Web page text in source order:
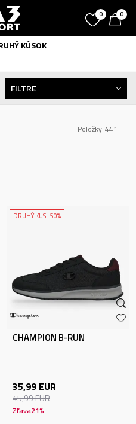
0 0
KÚSOK
441
Položky
FILTRE
DRUHÝ KUS -50%
CHAMPION B-RUN
35,99 EUR
45,99EUR
Zľava21%